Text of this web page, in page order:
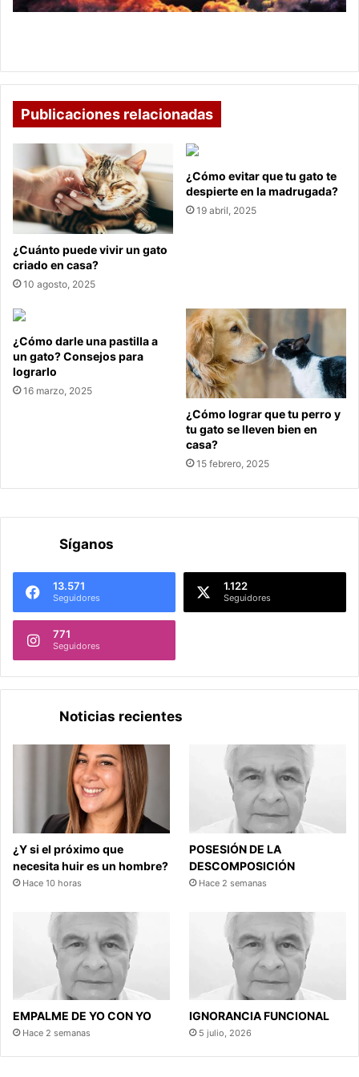
de
Publicaciones relacionadas
¿Cuánto puede vivir un gato
criado en casa?
10 agosto, 2025
¿Cómo evitar que tu gato te
despierte en la madrugada?
19 abril, 2025
¿Cómo darle una pastilla a
un gato? Consejos para
lograrlo
16 marzo, 2025
¿Cómo lograr que tu perro y
tu gato se lleven bien en
casa?
15 febrero, 2025
Síganos
13.571
Seguidores
1.122
Seguidores
771
Seguidores
Noticias recientes
¿Y si el próximo que
necesita huir es un hombre?
Hace 10 horas
POSESIÓN DE LA
DESCOMPOSICIÓN
Hace 2 semanas
EMPALME DE YO CON YO
Hace 2 semanas
IGNORANCIA FUNCIONAL
5 julio, 2026